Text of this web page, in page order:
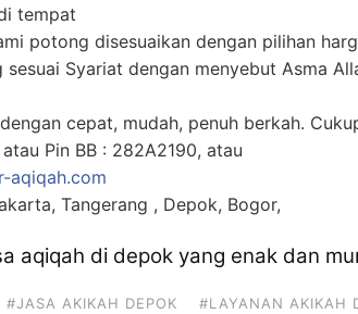
tempat
potong disesuaikan dengan pilihan
Syariat dengan menyebut Asma
cepat, mudah, penuh berkah.
Pin BB : 282A2190, atau
aqiqah.com
Tangerang , Depok, Bogor,
aqiqah di depok yang enak dan
#JASA AKIKAH DEPOK #LAYANAN AKIKAH